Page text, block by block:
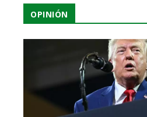
OPINIÓN